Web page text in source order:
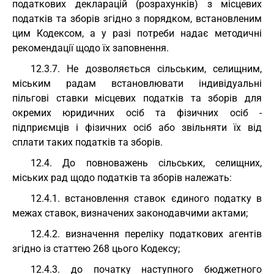
податкових декларацій (розрахунків) з місцевих
податків та зборів згідно з порядком, встановленим
цим Кодексом, а у разі потреби надає методичні
рекомендації щодо їх заповнення.
12.3.7. Не дозволяється сільським, селищним,
міським радам встановлювати індивідуальні
пільгові ставки місцевих податків та зборів для
окремих юридичних осіб та фізичних осіб -
підприємців і фізичних осіб або звільняти їх від
сплати таких податків та зборів.
12.4. До повноважень сільських, селищних,
міських рад щодо податків та зборів належать:
12.4.1. встановлення ставок єдиного податку в
межах ставок, визначених законодавчими актами;
12.4.2. визначення переліку податкових агентів
згідно із статтею 268 цього Кодексу;
12.4.3. до початку наступного бюджетного